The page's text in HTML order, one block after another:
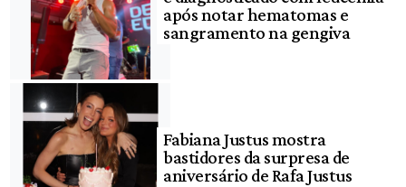
após notar hematomas e
sangramento na gengiva
Fabiana Justus mostra
bastidores da surpresa de
aniversário de Rafa Justus